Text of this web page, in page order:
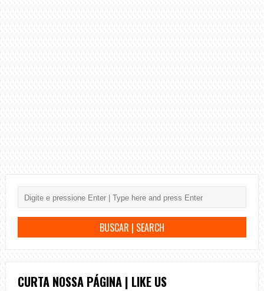
CURTA NOSSA PÁGINA | LIKE US